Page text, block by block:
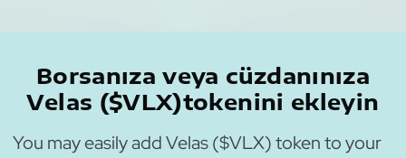
Borsanıza veya cüzdanınıza
Velas ($VLX)tokenini ekleyin
You may easily add Velas ($VLX) token to your